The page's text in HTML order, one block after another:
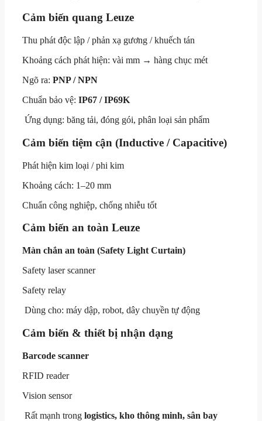
Cảm biến quang Leuze
Thu phát độc lập / phản xạ gương / khuếch tán
Khoảng cách phát hiện: vài mm → hàng chục mét
Ngõ ra: PNP / NPN
Chuẩn bảo vệ: IP67 / IP69K
Ứng dụng: băng tải, đóng gói, phân loại sản phẩm
Cảm biến tiệm cận (Inductive / Capacitive)
Phát hiện kim loại / phi kim
Khoảng cách: 1–20 mm
Chuẩn công nghiệp, chống nhiễu tốt
Cảm biến an toàn Leuze
Màn chắn an toàn (Safety Light Curtain)
Safety laser scanner
Safety relay
Dùng cho: máy dập, robot, dây chuyền tự động
Cảm biến & thiết bị nhận dạng
Barcode scanner
RFID reader
Vision sensor
Rất mạnh trong logistics, kho thông minh, sân bay